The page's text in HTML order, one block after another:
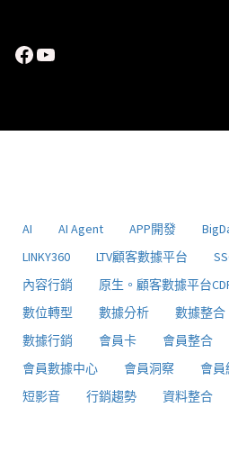
Facebook
YouTube
AI AI Agent APP開發
LINKY360
LTV顧客數據平台
內容行銷
原生。顧客數據平台
數位轉型
數據分析 數據整合
數據行銷
會員卡 會員整合
會員數據中心
會員洞察 會員
短影音
行銷趨勢 資料整合